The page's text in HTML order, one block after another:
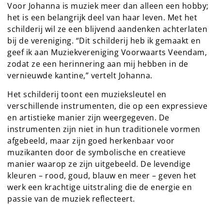
Voor Johanna is muziek meer dan alleen een hobby;
het is een belangrijk deel van haar leven. Met het
schilderij wil ze een blijvend aandenken achterlaten
bij de vereniging. “Dit schilderij heb ik gemaakt en
geef ik aan Muziekvereniging Voorwaarts Veendam,
zodat ze een herinnering aan mij hebben in de
vernieuwde kantine,” vertelt Johanna.
Het schilderij toont een muzieksleutel en
verschillende instrumenten, die op een expressieve
en artistieke manier zijn weergegeven. De
instrumenten zijn niet in hun traditionele vormen
afgebeeld, maar zijn goed herkenbaar voor
muzikanten door de symbolische en creatieve
manier waarop ze zijn uitgebeeld. De levendige
kleuren – rood, goud, blauw en meer – geven het
werk een krachtige uitstraling die de energie en
passie van de muziek reflecteert.